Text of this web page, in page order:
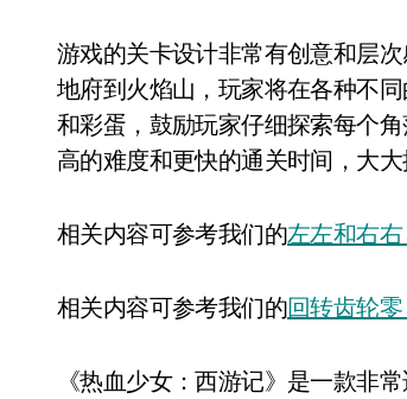
游戏的关卡设计非常有创意和层
地府到火焰山，玩家将在各种不
和彩蛋，鼓励玩家仔细探索每个
高的难度和更快的通关时间，大
相关内容可参考我们的左左和右
相关内容可参考我们的回转齿轮
《热血少女：西游记》是一款非